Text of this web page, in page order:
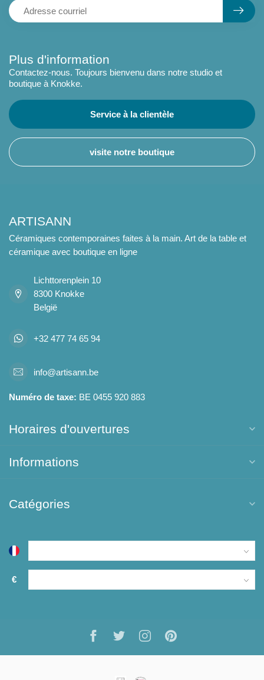
Plus d'information
Contactez-nous. Toujours bienvenu dans notre studio et
boutique à Knokke.
Service à la clientèle
visite notre boutique
ARTISANN
Céramiques contemporaines faites à la main. Art de la table et
céramique avec boutique en ligne
Lichttorenplein 10
8300 Knokke
België
+32 477 74 65 94
info@artisann.be
Numéro de taxe: BE 0455 920 883
Horaires d'ouvertures
Informations
Catégories
€